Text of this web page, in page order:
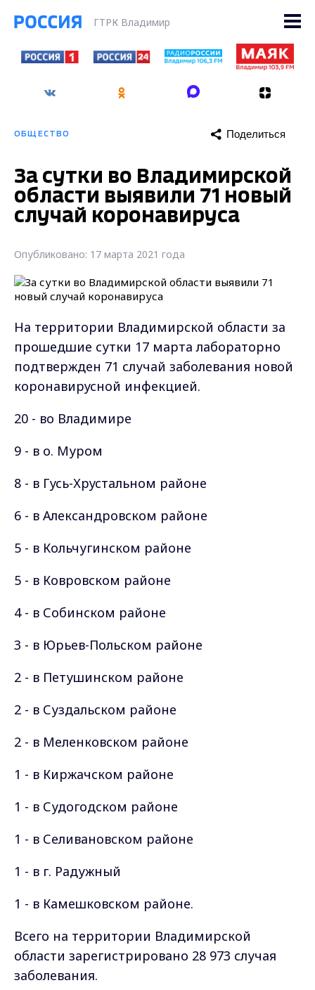
ГТРК Владимир
ОБЩЕСТВО Поделиться
За сутки во Владимирской
области выявили 71 новый
случай коронавируса
Опубликовано: 17 марта 2021 года
На территории Владимирской области за
прошедшие сутки 17 марта лабораторно
подтвержден 71 случай заболевания новой
коронавирусной инфекцией.
20 - во Владимире
9 - в о. Муром
8 - в Гусь-Хрустальном районе
6 - в Александровском районе
5 - в Кольчугинском районе
5 - в Ковровском районе
4 - в Собинском районе
3 - в Юрьев-Польском районе
2 - в Петушинском районе
2 - в Суздальском районе
2 - в Меленковском районе
1 - в Киржачском районе
1 - в Судогодском районе
1 - в Селивановском районе
1 - в г. Радужный
1 - в Камешковском районе.
Всего на территории Владимирской
области зарегистрировано 28 973 случая
заболевания.